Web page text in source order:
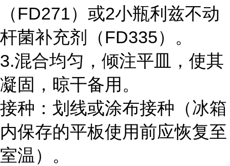
（FD271）或2小瓶利兹不动
杆菌补充剂（FD335）。
3.混合均匀，倾注平皿，使其
凝固，晾干备用。
接种：划线或涂布接种（冰箱
内保存的平板使用前应恢复至
室温）。